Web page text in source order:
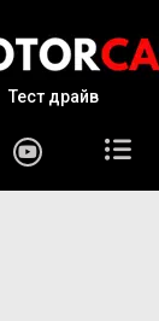
Тест драйв